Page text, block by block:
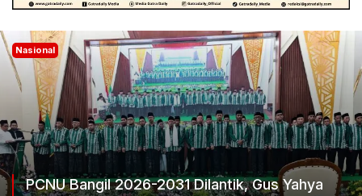
Bangil 2026-2031 Dilantik, Gus Yahya